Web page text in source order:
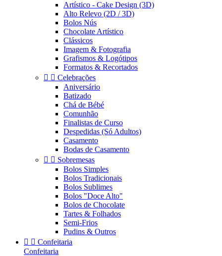
Artístico - Cake Design (3D)
Alto Relevo (2D / 3D)
Bolos Nús
Chocolate Artístico
Clássicos
Imagem & Fotografia
Grafismos & Logótipos
Formatos & Recortados
  Celebrações
Aniversário
Batizado
Chá de Bébé
Comunhão
Finalistas de Curso
Despedidas (Só Adultos)
Casamento
Bodas de Casamento
  Sobremesas
Bolos Simples
Bolos Tradicionais
Bolos Sublimes
Bolos "Doce Alto"
Bolos de Chocolate
Tartes & Folhados
Semi-Frios
Pudins & Outros
  Confeitaria
Confeitaria